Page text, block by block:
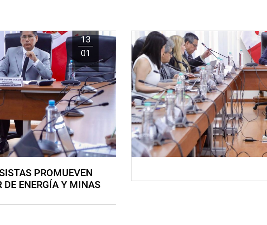
13
01
PROMUEVEN
ENERGÍA Y MINAS